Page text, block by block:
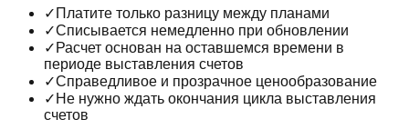
✓ Платите только разницу между планами
✓Списывается немедленно при обновлении
✓ Расчет основан на оставшемся времени в
периоде выставления счетов
✓Справедливое и прозрачное ценообразование
✓ Не нужно ждать окончания цикла выставления
счетов